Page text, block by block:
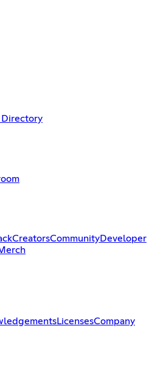
CreatorsCommunityDeveloper
LicensesCompany